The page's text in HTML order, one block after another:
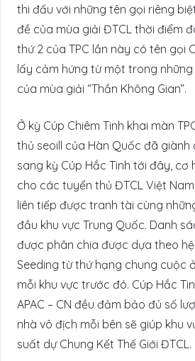
thi đấu với những tên gọi riêng
đề của mùa giải ĐTCL thời điểm
thứ 2 của TPC lần này có tên gọi
lấy cảm hứng từ một trong
của mùa giải “Thần Không Gian”.
Ở kỳ Cúp Chiêm Tinh khai màn
thủ seoill của Hàn Quốc đã giành
sang kỳ Cúp Hắc Tinh tới đây, cơ
cho các tuyển thủ ĐTCL Việt
liên tiếp được tranh tài cùng
đầu khu vực Trung Quốc. Danh
được phân chia được dựa theo
Seeding từ thứ hạng chung cuộc
mỗi khu vực trước đó. Cúp Hắc
APAC – CN đều đảm bảo đủ số
nhà vô địch mỗi bên sẽ giúp khu
suất dự Chung Kết Thế Giới ĐTCL.